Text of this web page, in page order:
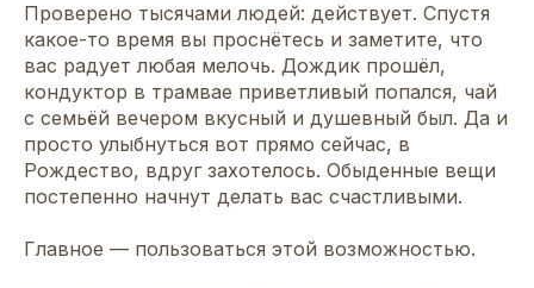
Проверено тысячами людей: действует. Спустя
какое-то время вы проснётесь и заметите, что
вас радует любая мелочь. Дождик прошёл,
кондуктор в трамвае приветливый попался, чай
с семьёй вечером вкусный и душевный был. Да и
просто улыбнуться вот прямо сейчас, в
Рождество, вдруг захотелось. Обыденные вещи
постепенно начнут делать вас счастливыми.
Главное — пользоваться этой возможностью.